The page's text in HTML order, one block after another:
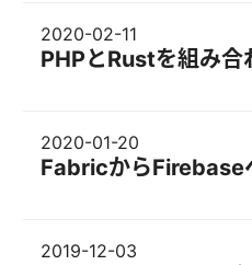
2020-02-11
PHPとRustを組み合
2020-01-20
FabricからFirebase
2019-12-03